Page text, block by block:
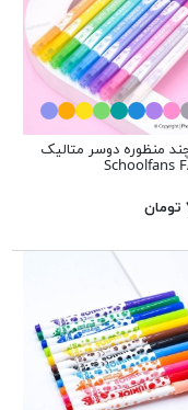
منظوره دوسر متالیک
Schoolfans